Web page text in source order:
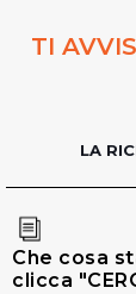
TI
LA
Che cosa
clicca